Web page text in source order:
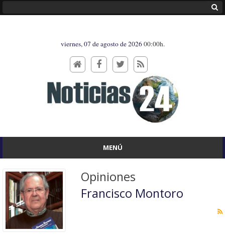
viernes, 07 de agosto de 202600:00h.
MENÚ
Opiniones
Francisco Montoro